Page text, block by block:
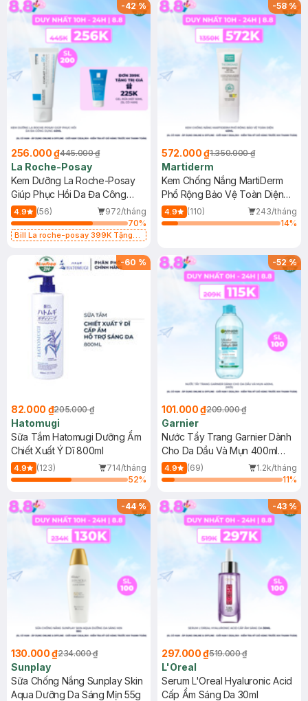
-42%
256.000 ₫445.000 ₫
La Roche-Posay
Kem Dưỡng La Roche-Posay
Giúp Phục Hồi Da Đa Công
Dụng 40ml
4.9 (56)
972/tháng
70%
Bill La roche-posay 399K Tặng
(SL có hạn)
-58%
572.000 ₫1.350.000 ₫
Martiderm
Kem Chống Nắng MartiDerm
Phổ Rộng Bảo Vệ Toàn Diện
40ml
4.9 (110)
243/tháng
14%
-60 %
82.000 ₫205.000 ₫
Hatomugi
Sữa Tắm Hatomugi Dưỡng Ẩm
Chiết Xuất Ý Dĩ 800ml
4.9 (123)
714/tháng
52%
-52%
101.000 ₫209.000 ₫
Garnier
Nước Tẩy Trang Garnier Dành
Cho Da Dầu Và Mụn 400ml
(Mới)
4.9 (69)
1.2k/tháng
11%
-44%
130.000 ₫234.000 ₫
Sunplay
Sữa Chống Nắng Sunplay Skin
Aqua Dưỡng Da Sáng Mịn 55g
-43%
297.000 ₫519.000 ₫
L'Oreal
Serum L'Oreal Hyaluronic Acid
Cấp Ẩm Sáng Da 30ml